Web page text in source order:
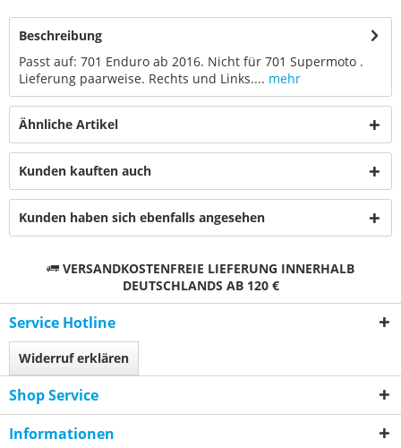
Beschreibung
Passt auf: 701 Enduro ab 2016. Nicht für 701 Supermoto .
Lieferung paarweise. Rechts und Links.... mehr
Ähnliche Artikel
Kunden kauften auch
Kunden haben sich ebenfalls angesehen
VERSANDKOSTENFREIE LIEFERUNG INNERHALB
DEUTSCHLANDS AB 120 €
Service Hotline
Widerruf erklären
Shop Service
Informationen